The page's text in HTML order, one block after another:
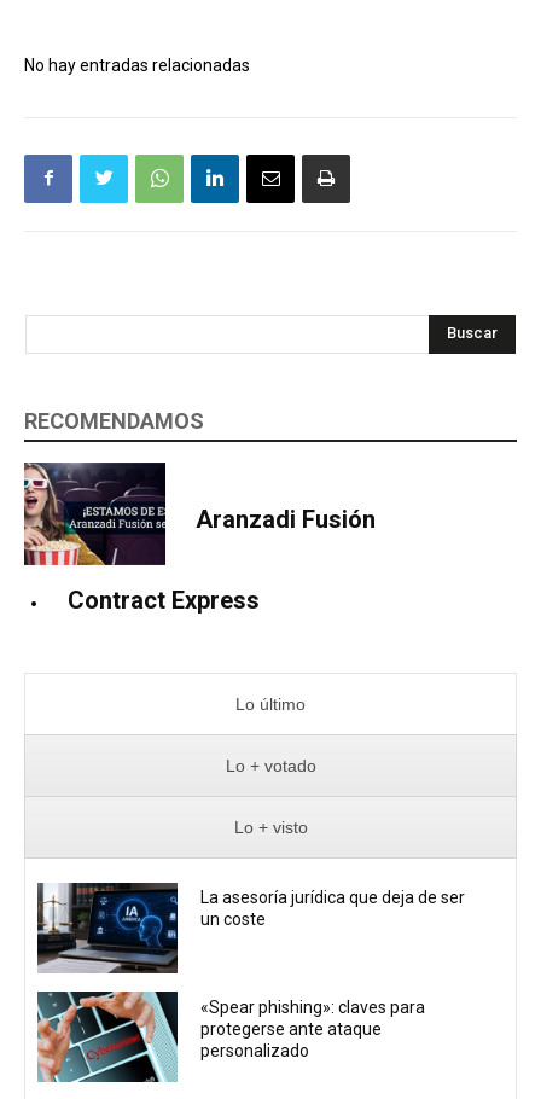
No hay entradas relacionadas
Buscar
RECOMENDAMOS
Aranzadi Fusión
Contract Express
Lo último
Lo + votado
Lo + visto
La asesoría jurídica que deja de ser
un coste
«Spear phishing»: claves para
protegerse ante ataque
personalizado